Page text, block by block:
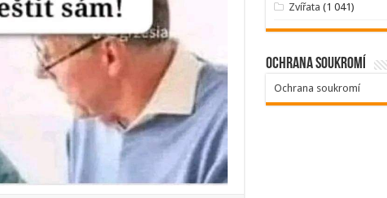
Zvířata (1 041)
Ochrana soukromí
Ochrana soukromí